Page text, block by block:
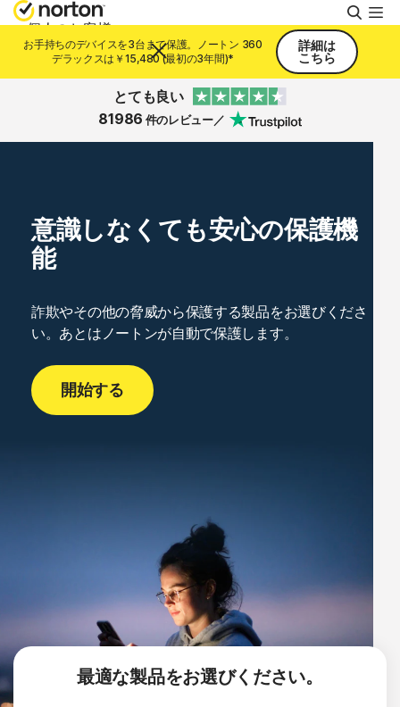
検
索
個人のお客様
リソース
無料体験
日本
お手持ちのデバイスを3台まで保護。ノートン 360
デラックスは￥15,480 (最初の3年間)*
詳細は
こちら
とても良い
81986 件のレビュー／
意識しなくても安心の保護機
能
詐欺やその他の脅威から保護する製品をお選びくださ
い。あとはノートンが自動で保護します。
開始する
最適な製品をお選びください。